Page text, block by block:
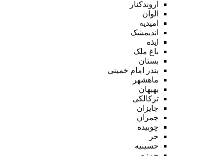
اروندکنار
الوان
امیدیه
اندیمشک
ایذه
باغ ملک
بستان
بندر امام خمینی
ماهشهر
بهبهان
ترکالکی
جایزان
چمران
چوبیده
حر
حسینیه